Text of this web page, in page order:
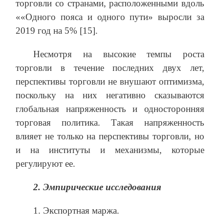
торговли со странами, расположенными вдоль
««Одного пояса и одного пути» выросли за
2019 год на 5% [15].
Несмотря на высокие темпы роста
торговли в течение последних двух лет,
перспективы торговли не внушают оптимизма,
поскольку на них негативно сказываются
глобальная напряженность и односторонняя
торговая политика. Такая напряженность
влияет не только на перспективы торговли, но
и на институты и механизмы, которые
регулируют ее.
2. Эмпирические исследования
1. Экспортная маржа.